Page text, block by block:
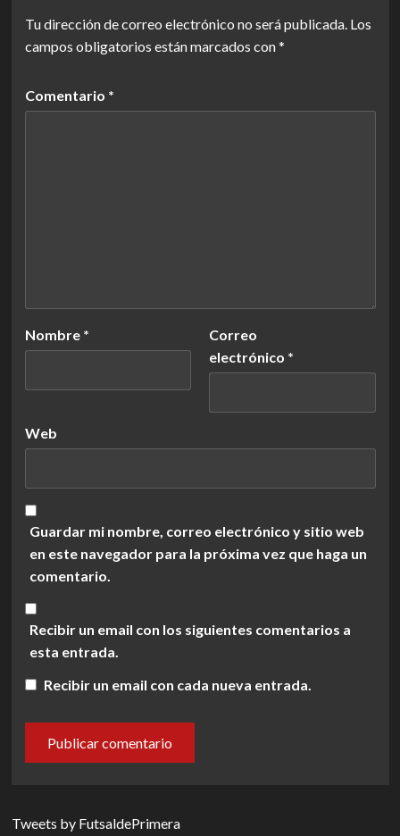
Tu dirección de correo electrónico no será publicada. Los
campos obligatorios están marcados con*
Comentario *
Nombre *
Correo
electrónico *
Web
Guardar mi nombre, correo electrónico y sitio web
en este navegador para la próxima vez que haga un
comentario.
Recibir un email con los siguientes comentarios a
esta entrada.
Recibir un email con cada nueva entrada.
Tweets by FutsaldePrimera